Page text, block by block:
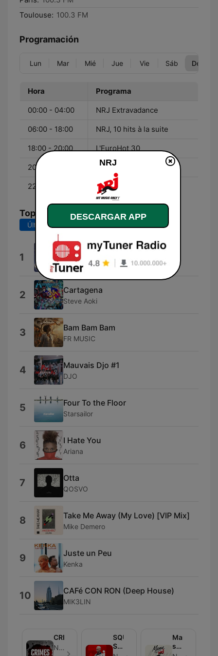
Toulouse: 100.3 FM
Programación
Lun Mar Mié Jue Vie Sáb Dom
Hora Programa
00:00 - 04:00 NRJ Extravadance
06:00 - 18:00 NRJ, 10 hits à la suite
18:00 - 20:00 L'EuroHot 30
20:00 - 22:00 NRJ, 10 hits à la suite
22:00 - 00:00 Sunday Boost NRJ
Top Canciones
Últimos 7 días
1 Dai Dai Dai
Robertino
2 Cartagena
Steve Aoki
3 Bam Bam Bam
FR MUSIC
4 Mauvais Djo #1
DJO
5 Four To the Floor
Starsailor
6 I Hate You
Ariana
7 Otta
QOSVO
8 Take Me Away (My Love) [VIP Mix]
Mike Demero
9 Juste un Peu
Kenka
10 CAFé CON RON (Deep House)
MIK3LIN
CRIMES
NRJ France - Episodio 24
SQUEEZIE
SUR
Manu
sur
NRJ
DESCARGAR APP